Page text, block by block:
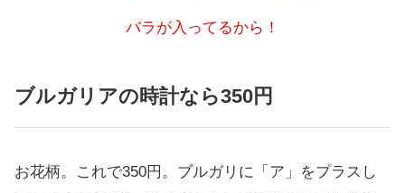
バラが入ってるから！
ブルガリアの時計なら350円
お花柄。これで350円。ブルガリに「ア」をプラスし